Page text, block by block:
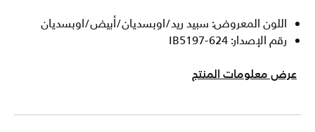
اللون المعروض: سبيد ريد/اوبسديان/أبيض/اوبسديان
رقم الإصدار: IB5197-624
عرض معلومات المنتج